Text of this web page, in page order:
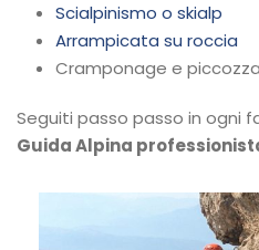
Scialpinismo o skialp
Arrampicata su roccia
Cramponage e piccozza
Seguiti passo passo in ogni
Guida Alpina